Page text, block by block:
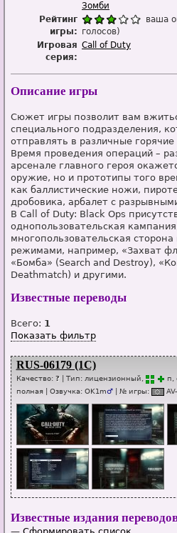
Зомби
Рейтинг
игры:
ваша
голосов)
Игровая
серия:
Call of Duty
Описание игры
Сюжет игры позволит вам
специального подразделения,
отправлять в различные
Время проведения операций –
арсенале главного героя
оружие, но и прототипы того
как баллистические ножи,
дробовика, арбалет с
В Call of Duty: Black Ops
однопользовательская
многопользовательская
режимами, например, «Захват
«Бомба» (Search and Destroy),
Deathmatch) и другими.
Известные переводы
Всего: 1
Показать фильтр
RUS-06179 (1С)
Качество: ? | Тип: лицензионный, п
полная | Озвучка: OK1m♂ | № игры:
Известные издания